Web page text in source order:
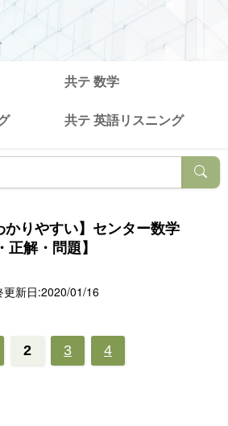
共テ 数学
共テ 英語リスニング
かりやすい】センター数学
解・問題】
更新日:2020/01/16
2 3 4